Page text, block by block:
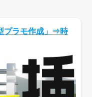
プラモ作成」⇒時